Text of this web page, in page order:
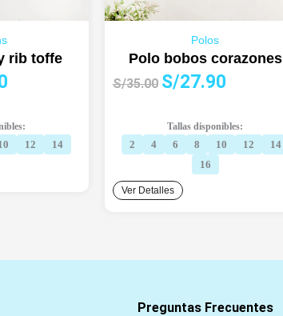
rib toffe
El
es:
S/19.90.
12 14
Polos
Polo bobos corazones
S/35.00 El
era:
S/35.00.
S/27.90El
es:
S/27.90.
Tallas disponibles:
2 4 6 8 10 12
14
16
Ver Detalles
Preguntas Frecuentes